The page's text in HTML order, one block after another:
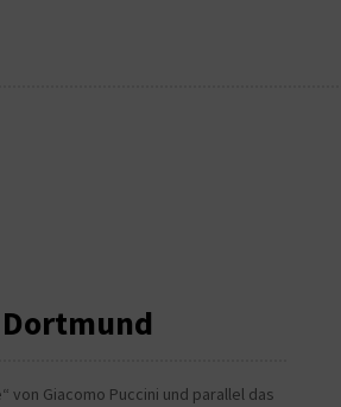
von Giacomo Puccini und parallel das